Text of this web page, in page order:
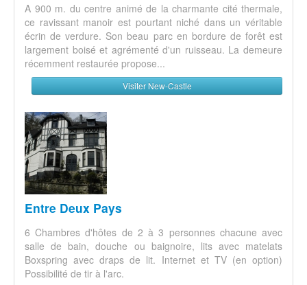
A 900 m. du centre animé de la charmante cité thermale,
ce ravissant manoir est pourtant niché dans un véritable
écrin de verdure. Son beau parc en bordure de forêt est
largement boisé et agrémenté d'un ruisseau. La demeure
récemment restaurée propose...
Visiter New-Castle
Entre Deux Pays
6 Chambres d'hôtes de 2 à 3 personnes chacune avec
salle de bain, douche ou baignoire, lits avec matelats
Boxspring avec draps de lit. Internet et TV (en option)
Possibilité de tir à l'arc.